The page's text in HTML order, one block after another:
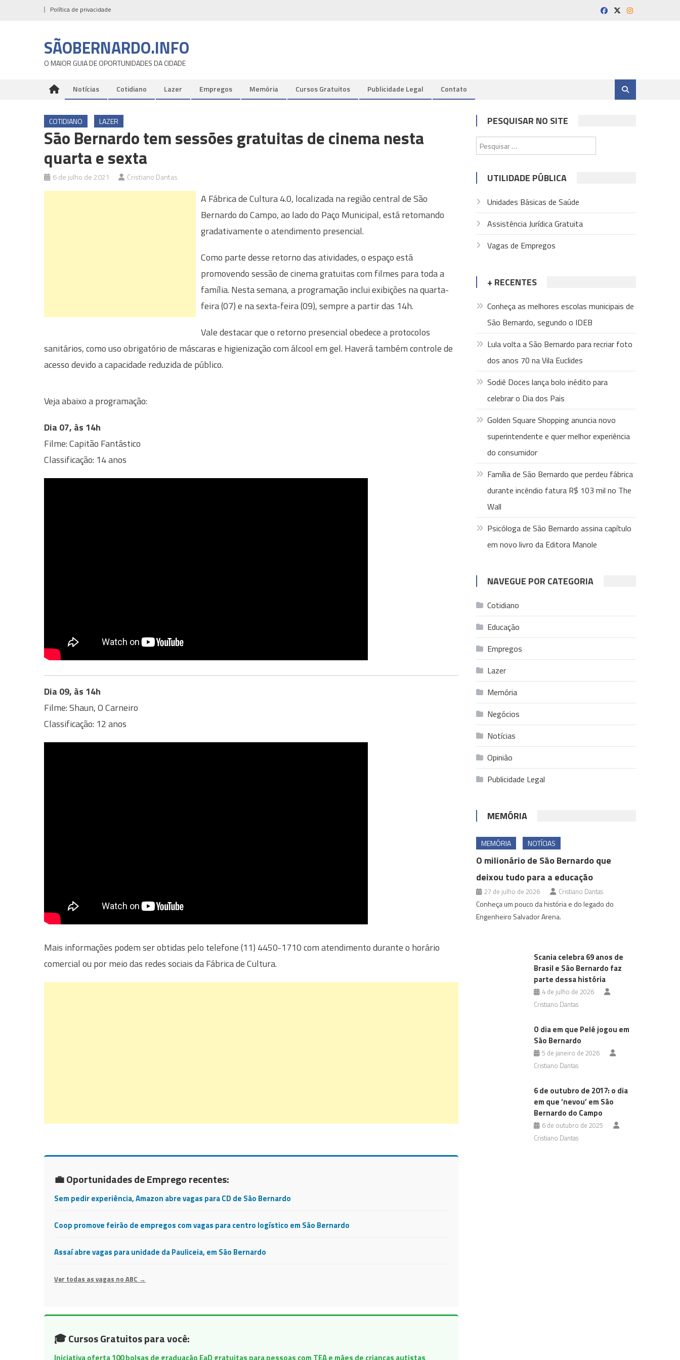
Política de privacidade
SÃOBERNARDO.INFO
O MAIOR GUIA DE OPORTUNIDADES DA CIDADE
Notícias Cotidiano Lazer Empregos Memória Cursos Gratuitos Publicidade Legal Contato
COTIDIANO LAZER
São Bernardo tem sessões gratuitas de cinema nesta
quarta e sexta
6 de julho de 2021 Cristiano Dantas
A Fábrica de Cultura 4.0, localizada na região central de São
Bernardo do Campo, ao lado do Paço Municipal, está retomando
gradativamente o atendimento presencial.
Como parte desse retorno das atividades, o espaço está
promovendo sessão de cinema gratuitas com filmes para toda a
família. Nesta semana, a programação inclui exibições na quarta-
feira (07) e na sexta-feira (09), sempre a partir das 14h.
Vale destacar que o retorno presencial obedece a protocolos
sanitários, como uso obrigatório de máscaras e higienização com álcool em gel. Haverá também controle de
acesso devido a capacidade reduzida de público.
Veja abaixo a programação:
Dia 07, às 14h
Filme: Capitão Fantástico
Classificação: 14 anos
Dia 09, às 14h
Filme: Shaun, O Carneiro
Classificação: 12 anos
Mais informações podem ser obtidas pelo telefone (11) 4450-1710 com atendimento durante o horário
comercial ou por meio das redes sociais da Fábrica de Cultura.
💼 Oportunidades de Emprego recentes:
Sem pedir experiência, Amazon abre vagas para CD de São Bernardo
Coop promove feirão de empregos com vagas para centro logístico em São Bernardo
Assaí abre vagas para unidade da Pauliceia, em São Bernardo
Ver todas as vagas no ABC →
🎓 Cursos Gratuitos para você:
PESQUISAR NO SITE
por:
UTILIDADE PÚBLICA
Unidades Básicas de Saúde
Assistência Jurídica Gratuita
Vagas de Empregos
+ RECENTES
Conheça as melhores escolas municipais de
São Bernardo, segundo o IDEB
Lula volta a São Bernardo para recriar foto
dos anos 70 na Vila Euclides
Sodiê Doces lança bolo inédito para
celebrar o Dia dos Pais
Golden Square Shopping anuncia novo
superintendente e quer melhor experiência
do consumidor
Família de São Bernardo que perdeu fábrica
durante incêndio fatura R$ 103 mil no The
Wall
Psicóloga de São Bernardo assina capítulo
em novo livro da Editora Manole
NAVEGUE POR CATEGORIA
Cotidiano
Educação
Empregos
Lazer
Memória
Negócios
Notícias
Opinião
Publicidade Legal
MEMÓRIA
MEMÓRIA NOTÍCIAS
O milionário de São Bernardo que
deixou tudo para a educação
27 de julho de 2026 Cristiano Dantas
Conheça um pouco da história e do legado do
Engenheiro Salvador Arena.
Scania celebra 69 anos de
Brasil e São Bernardo faz
parte dessa história
4 de julho de 2026
Cristiano Dantas
O dia em que Pelé jogou em
São Bernardo
5 de janeiro de 2026
Cristiano Dantas
6 de outubro de 2017: o dia
em que ‘nevou’ em São
Bernardo do Campo
6 de outubro de 2025
Cristiano Dantas